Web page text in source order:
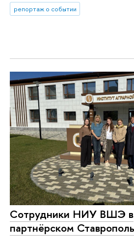
репортаж о событии
Сотрудники НИУ ВШЭ в
партнёрском